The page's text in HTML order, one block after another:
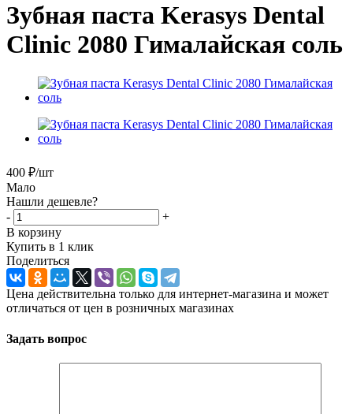
Зубная паста Kerasys Dental
Clinic 2080 Гималайская соль
400 ₽/шт
Мало
Нашли дешевле?
-
+
В корзину
Купить в 1 клик
Поделиться
Цена действительна только для интернет-магазина и может
отличаться от цен в розничных магазинах
Задать вопрос